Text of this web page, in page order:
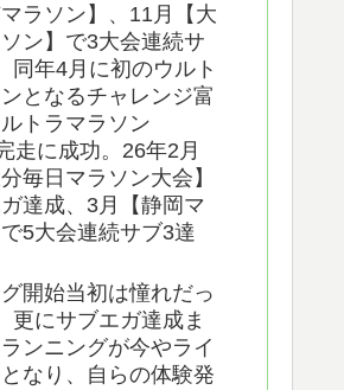
ラソン】、11月【大
ン】で3大会連続サ
同年4月に初のウルト
となるチャレンジ富
トラマラソン
走に成功。26年2月
分毎日マラソン大会】
達成、3月【静岡マ
5大会連続サブ3達
開始当初は憧れだっ
更にサブエガ達成ま
ンニングが今やライ
なり、自らの体験発